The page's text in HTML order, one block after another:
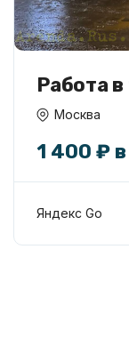
Работа
машине
Москва
1 400 ₽
Яндекс Go